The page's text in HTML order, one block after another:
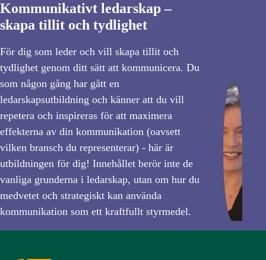
Kommunikativt ledarskap –
skapa tillit och tydlighet
För dig som leder och vill skapa tillit och
tydlighet genom ditt sätt att kommunicera. Du
som någon gång har gått en
ledarskapsutbildning och känner att du vill
repetera och inspireras för att maximera
effekterna av din kommunikation (oavsett
vilken bransch du representerar) - här är
utbildningen för dig! Innehållet berör inte de
vanliga grunderna i ledarskap, utan om hur du
medvetet och strategiskt kan använda
kommunikation som ett kraftfullt styrmedel.